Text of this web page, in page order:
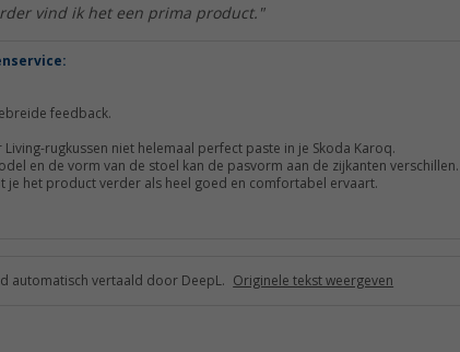
vind ik het een prima product."
feedback.
Living-rugkussen niet helemaal perfect paste in je Skoda Karoq.
en de vorm van de stoel kan de pasvorm aan de zijkanten verschillen.
je het product verder als heel goed en comfortabel ervaart.
automatisch vertaald door DeepL. Originele tekst weergeven